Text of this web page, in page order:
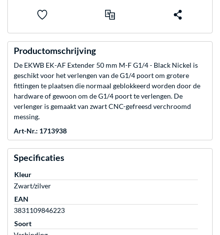
Productomschrijving
De EKWB EK-AF Extender 50 mm M-F G1/4 - Black Nickel is
geschikt voor het verlengen van de G1/4 poort om grotere
fittingen te plaatsen die normaal geblokkeerd worden door de
hardware of gewoon om de G1/4 poort te verlengen. De
verlenger is gemaakt van zwart CNC-gefreesd verchroomd
messing.
Art-Nr.: 1713938
Specificaties
Kleur
Zwart/zilver
EAN
3831109846223
Soort